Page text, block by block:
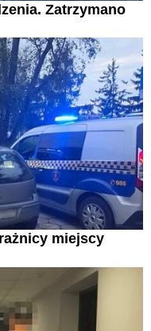
Zatrzymano
miejscy